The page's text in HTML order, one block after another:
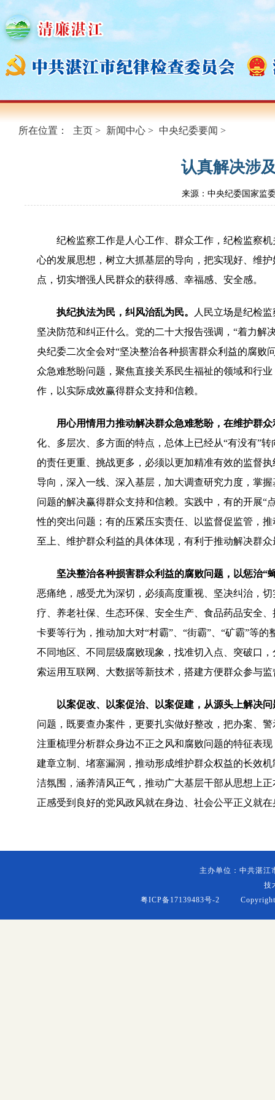
所在位置： 主页 > 新闻中心 > 中央纪委要闻 >
认真解决涉
来源：中央纪委国家监
纪检监察工作是人心工作、群众工作，纪检监察
心的发展思想，树立大抓基层的导向，把实现好、维
点，切实增强人民群众的获得感、幸福感、安全感。
执纪执法为民，纠风治乱为民。
人民立场是纪检
坚决防范和纠正什么。党的二十大报告强调，“着力解
央纪委二次全会对“坚决整治各种损害群众利益的腐败
众急难愁盼问题，聚焦直接关系民生福祉的领域和行
作，以实际成效赢得群众支持和信赖。
用心用情用力推动解决群众急难愁盼，在维护群
化、多层次、多方面的特点，总体上已经从“有没有”
的责任更重、挑战更多，必须以更加精准有效的监督
导向，深入一线、深入基层，加大调查研究力度，掌
问题的解决赢得群众支持和信赖。实践中，有的开展“
性的突出问题；有的压紧压实责任、以监督促监管，
至上、维护群众利益的具体体现，有利于推动解决群
坚决整治各种损害群众利益的腐败问题，以惩治“
恶痛绝，感受尤为深切，必须高度重视、坚决纠治，
疗、养老社保、生态环保、安全生产、食品药品安全
卡要等行为，推动加大对“村霸”、“街霸”、“矿霸”等
不同地区、不同层级腐败现象，找准切入点、突破口
索运用互联网、大数据等新技术，搭建方便群众参与
以案促改、以案促治、以案促建，从源头上解决
问题，既要查办案件，更要扎实做好整改，把办案、
注重梳理分析群众身边不正之风和腐败问题的特征表
建章立制、堵塞漏洞，推动形成维护群众权益的长效
洁氛围，涵养清风正气，推动广大基层干部从思想上
正感受到良好的党风政风就在身边、社会公平正义就在
主办单位：中共湛
技
粤ICP备17139483号-2 Copyright